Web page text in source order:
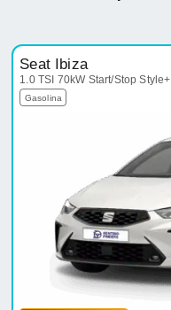
Seat Ibiza
1.0 TSI 70kW Start/Stop Style+
Gasolina